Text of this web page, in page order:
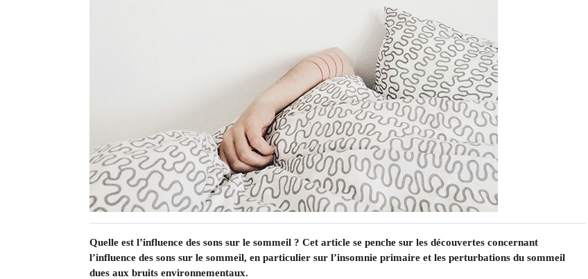
Quelle est l’influence des sons sur le sommeil ? Cet article se penche sur les découvertes concernant
l’influence des sons sur le sommeil, en particulier sur l’insomnie primaire et les perturbations du sommeil
dues aux bruits environnementaux.